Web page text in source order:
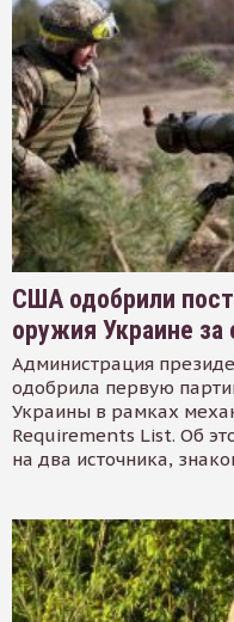
США одобрили
оружия Украине за
Администрация
одобрила первую
Украины в рамках
Requirements List. Об
на два источника,